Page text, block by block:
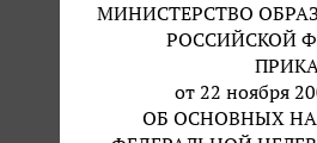
МИНИСТЕРСТВО
РОССИЙСКОЙ
от 22 ноября
ОБ ОСНОВНЫХ